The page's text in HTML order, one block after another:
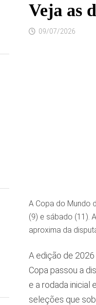
Veja as
09/07/2026
A Copa do Mundo
(9) e sábado (11).
aproxima da
A edição de
Copa passou a
e a rodada inicial
seleções que